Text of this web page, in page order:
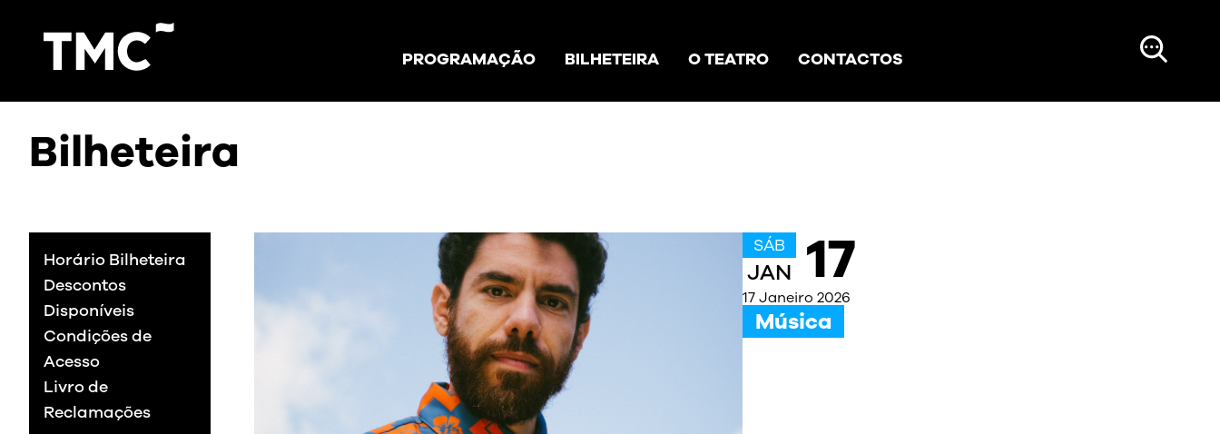
PROGRAMAÇÃO BILHETEIRA O TEATRO CONTACTOS
Bilheteira
Horário Bilheteira
Descontos
Disponíveis
Condições de
Acesso
Livro de
Reclamações
SÁB
JAN 17
17 Janeiro 2026
Música